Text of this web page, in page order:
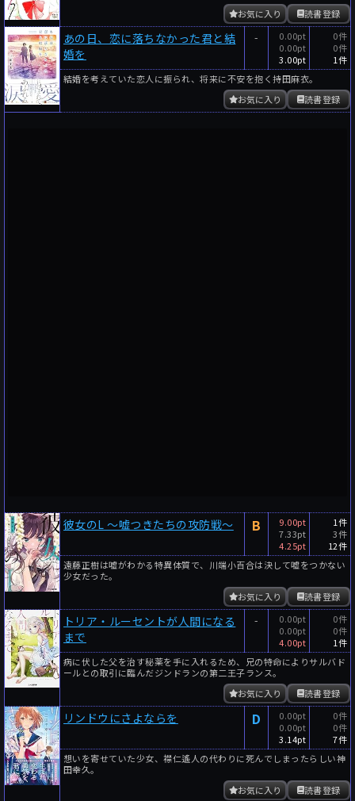
読書登録
お気に入り
あの日、恋に落ちなかった君と結
婚を
-
0.00pt
0.00pt
3.00pt
0件
0件
1件
結婚を考えていた恋人に振られ、将来に不安を抱く持田麻衣。
読書登録
お気に入り
彼女のL ～嘘つきたちの攻防戦～ B
9.00pt
7.33pt
4.25pt
1件
3件
12件
遠藤正樹は嘘がわかる特異体質で、川端小百合は決して嘘をつかない
少女だった。
読書登録
お気に入り
トリア・ルーセントが人間になる
まで
-
0.00pt
0.00pt
4.00pt
0件
0件
1件
病に伏した父を治す秘薬を手に入れるため、兄の特命によりサルバド
ールとの取引に臨んだジンドランの第二王子ランス。
読書登録
お気に入り
リンドウにさよならを D
0.00pt
0.00pt
3.14pt
0件
0件
7件
想いを寄せていた少女、襟仁遙人の代わりに死んでしまったらしい神
田幸久。
読書登録
お気に入り